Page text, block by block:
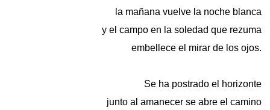
la mañana vuelve la noche blanca
y el campo en la soledad que rezuma
embellece el mirar de los ojos.
Se ha postrado el horizonte
junto al amanecer se abre el camino